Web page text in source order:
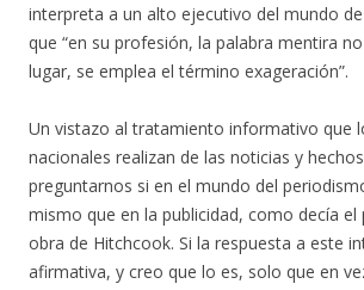
interpreta a un alto ejecutivo del mundo
que “en su profesión, la palabra mentira
lugar, se emplea el término exageración”.
Un vistazo al tratamiento informativo que
nacionales realizan de las noticias y
preguntarnos si en el mundo del
mismo que en la publicidad, como decía el
obra de Hitchcook. Si la respuesta a este
afirmativa, y creo que lo es, solo que en